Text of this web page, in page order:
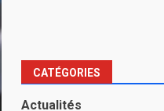
CATÉGORIES
Actualités